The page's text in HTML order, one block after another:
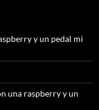
y un pedal mi
una raspberry y un